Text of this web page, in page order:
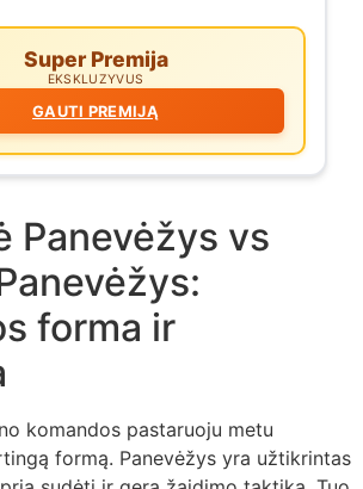
Super Premija
EKSKLUZYVUS
GAUTI PREMIJĄ
Panevėžys vs
forma ir
komandos pastaruoju metu
formą. Panevėžys yra užtikrintas